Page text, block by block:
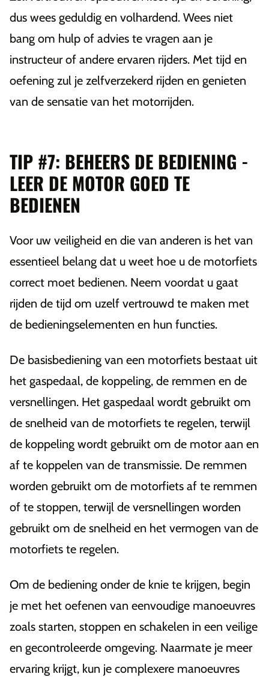
dus wees geduldig en volhardend. Wees niet
bang om hulp of advies te vragen aan je
instructeur of andere ervaren rijders. Met tijd en
oefening zul je zelfverzekerd rijden en genieten
van de sensatie van het motorrijden.
TIP #7: BEHEERS DE BEDIENING -
LEER DE MOTOR GOED TE
BEDIENEN
Voor uw veiligheid en die van anderen is het van
essentieel belang dat u weet hoe u de motorfiets
correct moet bedienen. Neem voordat u gaat
rijden de tijd om uzelf vertrouwd te maken met
de bedieningselementen en hun functies.
De basisbediening van een motorfiets bestaat uit
het gaspedaal, de koppeling, de remmen en de
versnellingen. Het gaspedaal wordt gebruikt om
de snelheid van de motorfiets te regelen, terwijl
de koppeling wordt gebruikt om de motor aan en
af te koppelen van de transmissie. De remmen
worden gebruikt om de motorfiets af te remmen
of te stoppen, terwijl de versnellingen worden
gebruikt om de snelheid en het vermogen van de
motorfiets te regelen.
Om de bediening onder de knie te krijgen, begin
je met het oefenen van eenvoudige manoeuvres
zoals starten, stoppen en schakelen in een veilige
en gecontroleerde omgeving. Naarmate je meer
ervaring krijgt, kun je complexere manoeuvres